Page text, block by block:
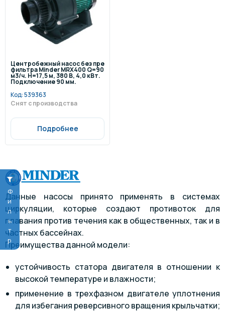
Фильтр
Центробежный насос без пре
фильтра Minder MRX400 Q=90
м3/ч. Н=17,5 м, 380 В, 4,0 кВт.
Подключение 90 мм.
Код:539363
Снят с производства
Подробнее
Данные насосы принято применять в системах
циркуляции, которые создают противоток для
плавания против течения как в общественных, так и в
частных бассейнах.
Преимущества данной модели:
устойчивость статора двигателя в отношении к
высокой температуре и влажности;
применение в трехфазном двигателе уплотнения
для избегания реверсивного вращения крыльчатки;